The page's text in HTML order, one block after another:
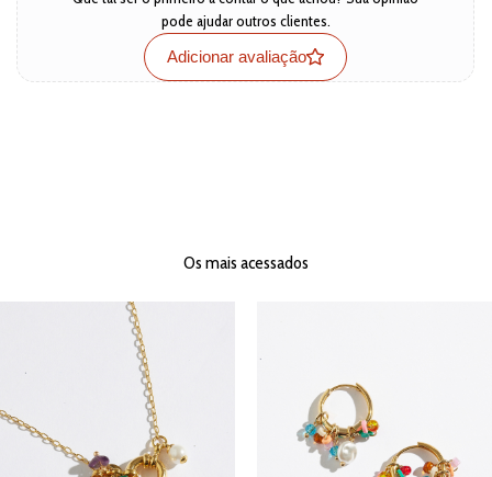
pode ajudar outros clientes.
Adicionar avaliação
Os mais acessados